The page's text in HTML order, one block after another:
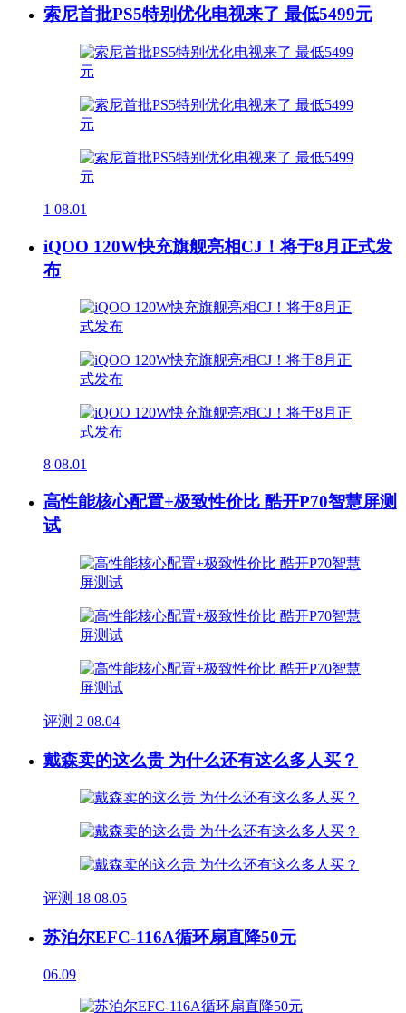
索尼首批PS5特别优化电视来了 最低5499元
1 08.01
iQOO 120W快充旗舰亮相CJ！将于8月正式发
布
8 08.01
高性能核心配置+极致性价比 酷开P70智慧屏测
试
评测 2 08.04
戴森卖的这么贵 为什么还有这么多人买？
评测 18 08.05
苏泊尔EFC-116A循环扇直降50元
06.09